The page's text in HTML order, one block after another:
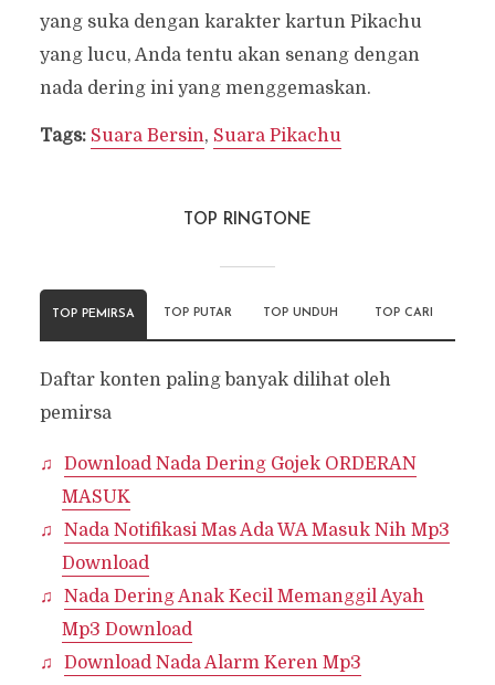
yang suka dengan karakter kartun Pikachu
yang lucu, Anda tentu akan senang dengan
nada dering ini yang menggemaskan.
Tags: Suara Bersin, Suara Pikachu
TOP RINGTONE
TOP PEMIRSA TOP PUTAR TOP UNDUH TOP CARI
Daftar konten paling banyak dilihat oleh
pemirsa
Download Nada Dering Gojek ORDERAN
MASUK
Nada Notifikasi Mas Ada WA Masuk Nih Mp3
Download
Nada Dering Anak Kecil Memanggil Ayah
Mp3 Download
Download Nada Alarm Keren Mp3